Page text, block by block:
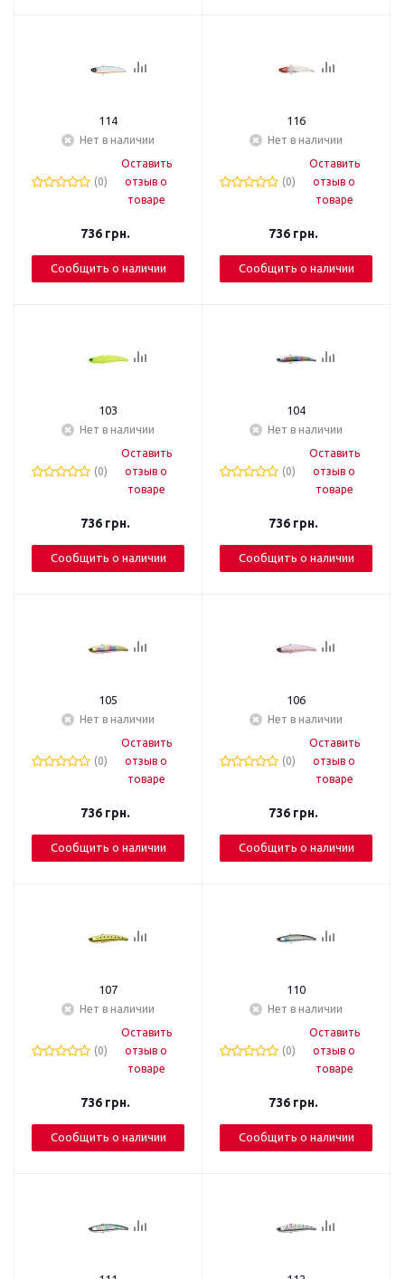
114
Нет в наличии
(0)
Оставить
отзыв о
товаре
736грн.
Сообщить о наличии
116
Нет в наличии
(0)
Оставить
отзыв о
товаре
736грн.
Сообщить о наличии
103
Нет в наличии
(0)
Оставить
отзыв о
товаре
736грн.
Сообщить о наличии
104
Нет в наличии
(0)
Оставить
отзыв о
товаре
736грн.
Сообщить о наличии
105
Нет в наличии
(0)
Оставить
отзыв о
товаре
736грн.
Сообщить о наличии
106
Нет в наличии
(0)
Оставить
отзыв о
товаре
736грн.
Сообщить о наличии
107
Нет в наличии
(0)
Оставить
отзыв о
товаре
736грн.
Сообщить о наличии
110
Нет в наличии
(0)
Оставить
отзыв о
товаре
736грн.
Сообщить о наличии